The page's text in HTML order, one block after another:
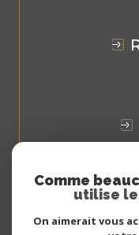
Comme
utilise
On aimerait vous